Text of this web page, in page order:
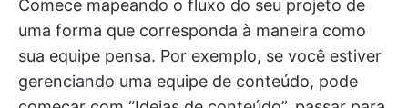
Comece mapeando o fluxo do seu projeto de
uma forma que corresponda à maneira como
sua equipe pensa. Por exemplo, se você estiver
gerenciando uma equipe de conteúdo, pode